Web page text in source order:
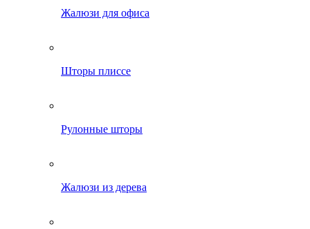
Жалюзи для офиса
Шторы плиссе
Рулонные шторы
Жалюзи из дерева